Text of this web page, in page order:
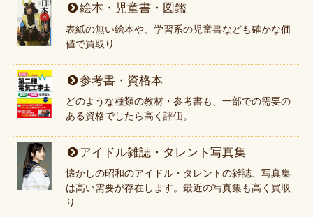
絵本・児童書・図鑑
表紙の無い絵本や、学習系の児童書なども確かな価
値で買取り
参考書・資格本
どのような種類の教材・参考書も、一部での需要の
ある資格でしたら高く評価。
アイドル雑誌・タレント写真集
懐かしの昭和のアイドル・タレントの雑誌、写真集
は高い需要が存在します。最近の写真集も高く買取
り